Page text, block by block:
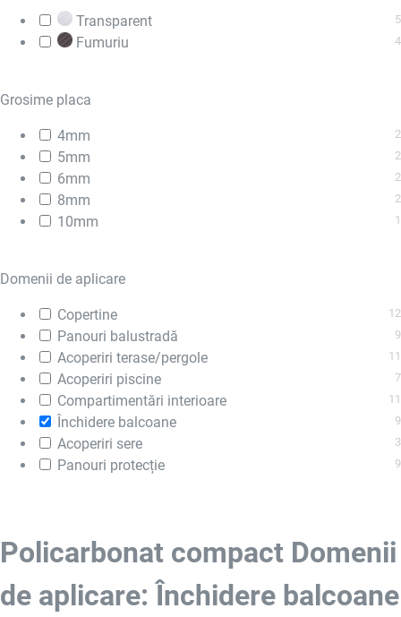
Transparent 5
Fumuriu 4
Grosime placa
4mm 2
5mm 2
6mm 2
8mm 2
10mm 1
Domenii de aplicare
Copertine 12
Panouri balustradă 9
Acoperiri terase/pergole 11
Acoperiri piscine 7
Compartimentări interioare 11
Închidere balcoane 9
Acoperiri sere 3
Panouri protecție 9
Policarbonat compact Domenii
de aplicare: Închidere balcoane